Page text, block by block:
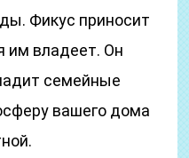
Фикус приносит
им владеет. Он
семейные
вашего дома